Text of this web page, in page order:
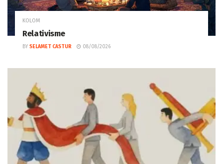
KOLOM
Relativisme
BY SELAMET CASTUR 08/08/2026